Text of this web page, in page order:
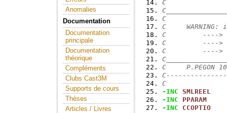
Anomalies
Documentation
Documentation
principale
Documentation
théorique
Compléments
Clubs Cast3M
Supports de cours
Thèses
Articles / Livres
C
C
C
C         ---->
C         ---->
C         ---->
C     P.PEGON
C
-INC SMLREEL
-INC
PPARAM
-INC
CCOPTIO